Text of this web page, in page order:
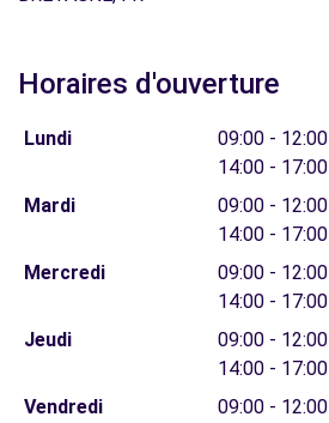
Horaires d'ouverture
Lundi
09:00 - 12:00
14:00 - 17:00
Mardi
09:00 - 12:00
14:00 - 17:00
Mercredi
09:00 - 12:00
14:00 - 17:00
Jeudi
09:00 - 12:00
14:00 - 17:00
Vendredi
09:00 - 12:00